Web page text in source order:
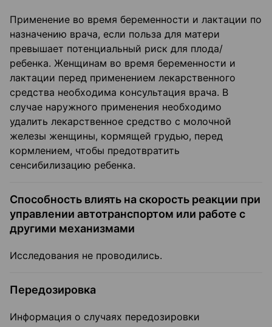
Применение во время беременности и лактации по
назначению врача, если польза для матери
превышает потенциальный риск для плода/
ребенка. Женщинам во время беременности и
лактации перед применением лекарственного
средства необходима консультация врача. В
случае наружного применения необходимо
удалить лекарственное средство с молочной
железы женщины, кормящей грудью, перед
кормлением, чтобы предотвратить
сенсибилизацию ребенка.
Способность влиять на скорость реакции при
управлении автотранспортом или работе с
другими механизмами
Исследования не проводились.
Передозировка
Информация о случаях передозировки